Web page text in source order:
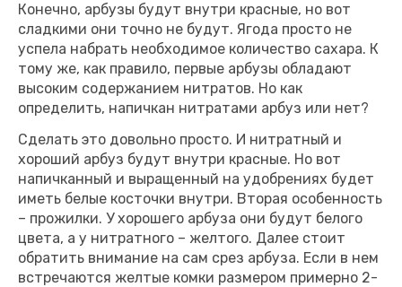
Конечно, арбузы будут внутри красные, но вот
сладкими они точно не будут. Ягода просто не
успела набрать необходимое количество сахара. К
тому же, как правило, первые арбузы обладают
высоким содержанием нитратов. Но как
определить, напичкан нитратами арбуз или нет?
Сделать это довольно просто. И нитратный и
хороший арбуз будут внутри красные. Но вот
напичканный и выращенный на удобрениях будет
иметь белые косточки внутри. Вторая особенность
– прожилки. У хорошего арбуза они будут белого
цвета, а у нитратного – желтого. Далее стоит
обратить внимание на сам срез арбуза. Если в нем
встречаются желтые комки размером примерно 2-